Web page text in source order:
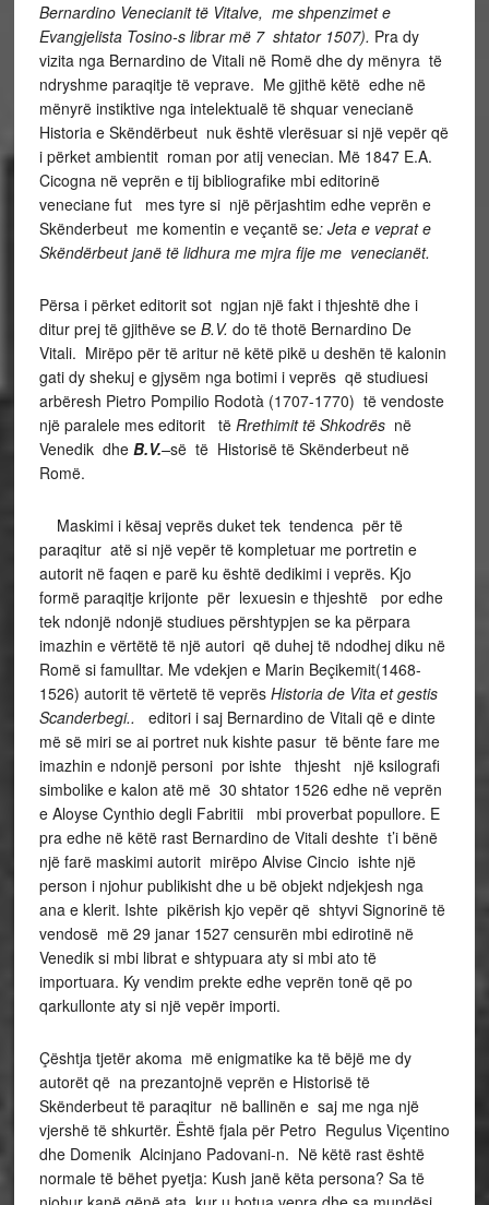
Bernardino Venecianit të Vitalve, me shpenzimet e
Evangjelista Tosino-s librar më 7 shtator 1507). Pra dy
vizita nga Bernardino de Vitali në Romë dhe dy mënyra të
ndryshme paraqitje të veprave. Me gjithë këtë edhe në
mënyrë instiktive nga intelektualë të shquar venecianë
Historia e Skëndërbeut nuk është vlerësuar si një vepër që
i përket ambientit roman por atij venecian. Më 1847 E.A.
Cicogna në veprën e tij bibliografike mbi editorinë
veneciane fut mes tyre si një përjashtim edhe veprën e
Skënderbeut me komentin e veçantë se: Jeta e veprat e
Skëndërbeut janë të lidhura me mjra fije me venecianët.
Përsa i përket editorit sot ngjan një fakt i thjeshtë dhe i
ditur prej të gjithëve se B.V. do të thotë Bernardino De
Vitali. Mirëpo për të aritur në këtë pikë u deshën të kalonin
gati dy shekuj e gjysëm nga botimi i veprës që studiuesi
arbëresh Pietro Pompilio Rodotà (1707-1770) të vendoste
një paralele mes editorit të Rrethimit të Shkodrës në
Venedik dhe B.V.–së të Historisë të Skënderbeut në
Romë.
Maskimi i kësaj veprës duket tek tendenca për të
paraqitur atë si një vepër të kompletuar me portretin e
autorit në faqen e parë ku është dedikimi i veprës. Kjo
formë paraqitje krijonte për lexuesin e thjeshtë por edhe
tek ndonjë ndonjë studiues përshtypjen se ka përpara
imazhin e vërtëtë të një autori që duhej të ndodhej diku në
Romë si famulltar. Me vdekjen e Marin Beçikemit(1468-
1526) autorit të vërtetë të veprës Historia de Vita et gestis
Scanderbegi.. editori i saj Bernardino de Vitali që e dinte
më së miri se ai portret nuk kishte pasur të bënte fare me
imazhin e ndonjë personi por ishte thjesht një ksilografi
simbolike e kalon atë më 30 shtator 1526 edhe në veprën
e Aloyse Cynthio degli Fabritii mbi proverbat popullore. E
pra edhe në këtë rast Bernardino de Vitali deshte t’i bënë
një farë maskimi autorit mirëpo Alvise Cincio ishte një
person i njohur publikisht dhe u bë objekt ndjekjesh nga
ana e klerit. Ishte pikërish kjo vepër që shtyvi Signorinë të
vendosë më 29 janar 1527 censurën mbi edirotinë në
Venedik si mbi librat e shtypuara aty si mbi ato të
importuara. Ky vendim prekte edhe veprën tonë që po
qarkullonte aty si një vepër importi.
Çështja tjetër akoma më enigmatike ka të bëjë me dy
autorët që na prezantojnë veprën e Historisë të
Skënderbeut të paraqitur në ballinën e saj me nga një
vjershë të shkurtër. Është fjala për Petro Regulus Viçentino
dhe Domenik Alcinjano Padovani-n. Në këtë rast është
normale të bëhet pyetja: Kush janë këta persona? Sa të